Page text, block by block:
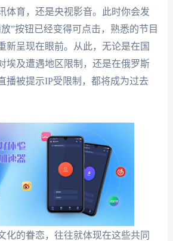
体育，还是央视影音。此时你会发
”按钮已经变得可点击，熟悉的节目
新呈现在眼前。从此，无论是在国
埃及遭遇地区限制，还是在俄罗斯
播被提示IP受限制，都将成为过去
化的眷恋，往往就体现在这些共同